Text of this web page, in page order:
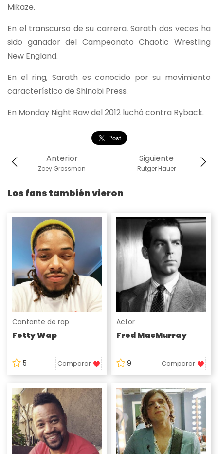
Mikaze.
En el transcurso de su carrera, Sarath dos veces ha
sido ganador del Campeonato Chaotic Wrestling
New England.
En el ring, Sarath es conocido por su movimiento
característico de Shinobi Press.
En Monday Night Raw del 2012 luchó contra Ryback.
Siguiente
Rutger Hauer
Anterior
Zoey Grossman
Los fans también vieron
Cantante de rap
Fetty Wap
5 Comparar
Actor
Fred MacMurray
9 Comparar